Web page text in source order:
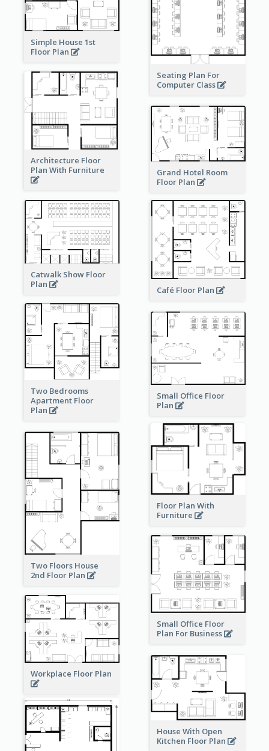
Simple House 1st
Floor Plan
Seating Plan For
Computer Class
Architecture Floor
Plan With Furniture
Grand Hotel Room
Floor Plan
Catwalk Show Floor
Plan
Café Floor Plan
Two Bedrooms
Apartment Floor
Plan
Small Office Floor
Plan
Floor Plan With
Furniture
Two Floors House
2nd Floor Plan
Small Office Floor
Plan For Business
Workplace Floor Plan
House With Open
Kitchen Floor Plan